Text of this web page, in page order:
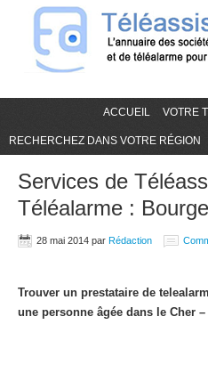
ACCUEIL VOTRE
RECHERCHEZ DANS VOTRE RÉGION
Services de
Téléalarme :
28 mai 2014 par Rédaction
Trouver un prestataire de
une personne âgée dans le Cher –